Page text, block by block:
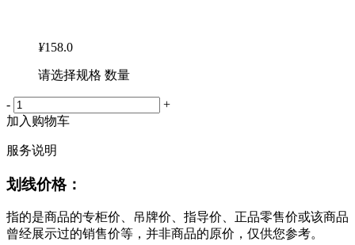
¥158.0
请选择规格 数量
-
+
加入购物车
服务说明
划线价格：
指的是商品的专柜价、吊牌价、指导价、正品零售价或该商品
曾经展示过的销售价等，并非商品的原价，仅供您参考。